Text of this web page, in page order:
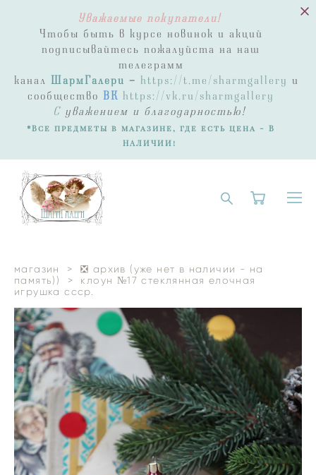
Уважаемые покупатели!
Чтобы быть в курсе новинок и акций
подписывайтесь пожалуйста на наш
телеграмм
канал ШармГалери - https://t.me/sharmgallery и
сообщество ВК https://vk.ru/sharmgallery
Суважением и благодарностью!
*Все предметы в магазине, где есть цена - В
НАЛИЧИИ!
магазин >
❎ архив (уже нет в наличии - на
память))
>
клоун №17 стеклянная елочная
игрушка ссср.